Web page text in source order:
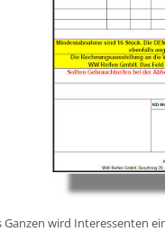
Ganzen wird Interessenten